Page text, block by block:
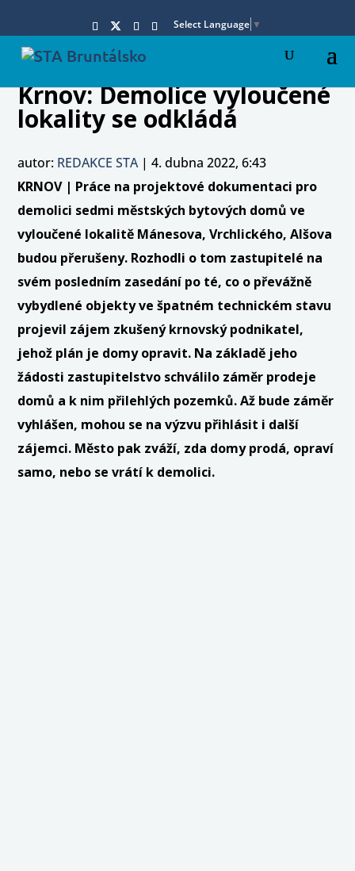
Select Language ▼
Krnov: Demolice vyloučené
lokality se odkládá
autor: REDAKCE STA|4. dubna 2022, 6:43
KRNOV | Práce na projektové dokumentaci pro
demolici sedmi městských bytových domů ve
vyloučené lokalitě Mánesova, Vrchlického, Alšova
budou přerušeny. Rozhodli o tom zastupitelé na
svém posledním zasedání po té, co o převážně
vybydlené objekty ve špatném technickém stavu
projevil zájem zkušený krnovský podnikatel,
jehož plán je domy opravit. Na základě jeho
žádosti zastupitelstvo schválilo záměr prodeje
domů a k nim přilehlých pozemků. Až bude záměr
vyhlášen, mohou se na výzvu přihlásit i další
zájemci. Město pak zváží, zda domy prodá, opraví
samo, nebo se vrátí k demolici.